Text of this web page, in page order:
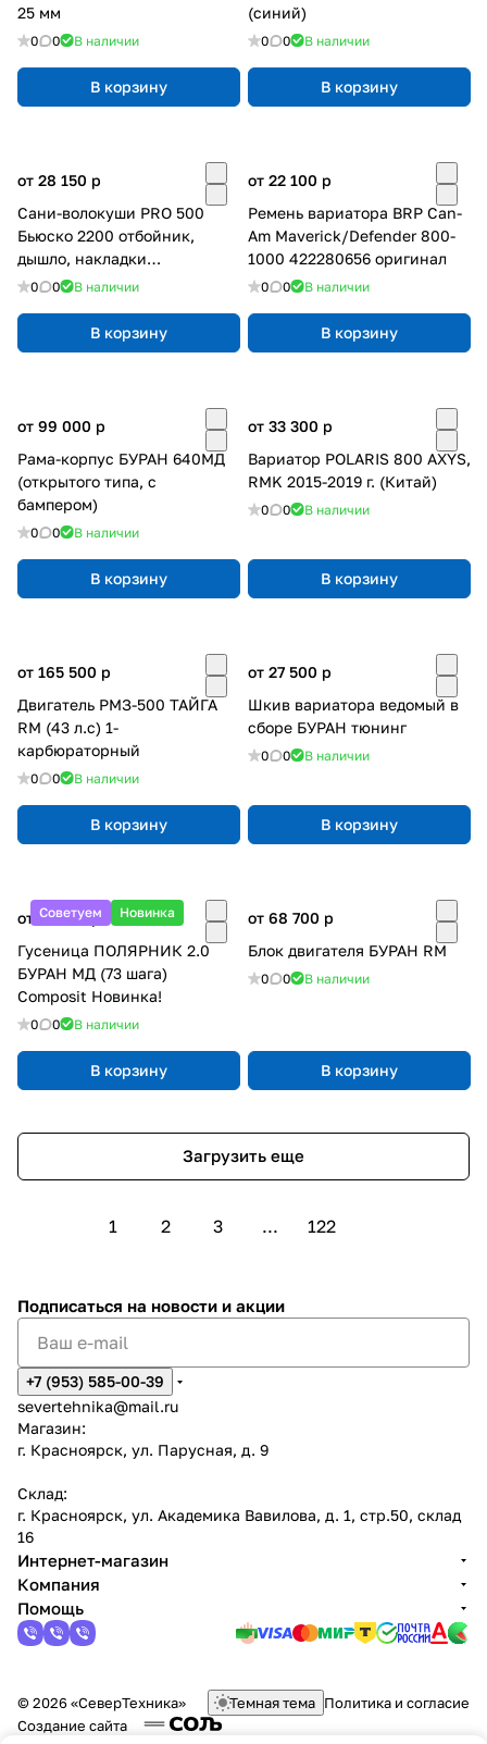
25 мм
0 0 В наличии
В корзину
(синий)
0 0 В наличии
В корзину
от 28 150 p
Сани-волокуши PRO 500
Бьюско 2200 отбойник,
дышло, накладки
(ЦентрПласт)
0 0 В наличии
В корзину
от 22 100 p
Ремень вариатора BRP Can-
Am Maverick/Defender 800-
1000 422280656 оригинал
0 0 В наличии
В корзину
от 99 000 p
Рама-корпус БУРАН 640МД
(открытого типа, с
бампером)
0 0 В наличии
В корзину
от 33 300 p
Вариатор POLARIS 800 AXYS,
RMK 2015-2019 г. (Китай)
0 0 В наличии
В корзину
от 165 500 p
Двигатель РМЗ-500 ТАЙГА
RM (43 л.с) 1-
карбюраторный
0 0 В наличии
В корзину
от 27 500 p
Шкив вариатора ведомый в
сборе БУРАН тюнинг
0 0 В наличии
В корзину
Советуем Новинка
от 25 350p
Гусеница ПОЛЯРНИК 2.0
БУРАН МД (73 шага)
Composit Новинка!
0 0 В наличии
В корзину
от 68 700 p
Блок двигателя БУРАН RM
0 0 В наличии
В корзину
Загрузить еще
1 2 3 ... 122
Подписаться на новости и акции
+7 (953) 585-00-39
severtehnika@mail.ru
Магазин:
г. Красноярск, ул. Парусная, д. 9
Склад:
г. Красноярск, ул. Академика Вавилова, д. 1, стр.50, склад
16
Интернет-магазин
Компания
Помощь
© 2026 «СеверТехника» Темная тема Политика и согласие
Создание сайта